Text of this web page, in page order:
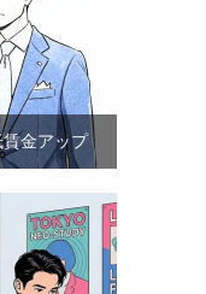
金アップ